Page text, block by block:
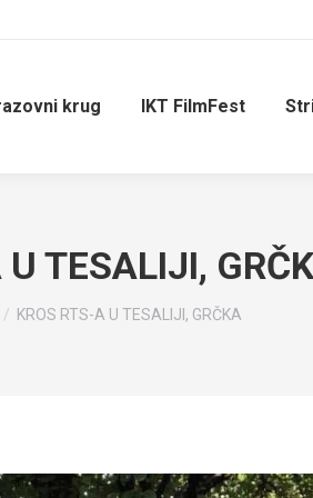
krug IKT FilmFest
U TESALIJI,
KROS RTS-A U TESALIJI, GRČKA